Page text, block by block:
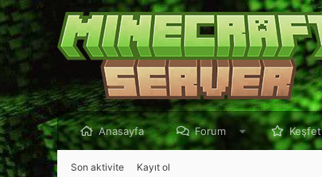
Anasayfa Forum Keşfet
Son aktivite Kayıt ol